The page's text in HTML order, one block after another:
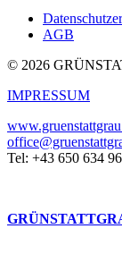
AGB
© 2026
IMPRESSUM
Tel: +43 650 634